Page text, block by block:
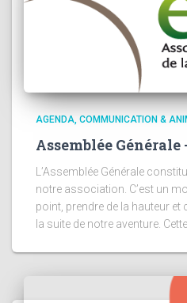
AGENDA COMMUNICATION &
Assemblée Générale
L’Assemblée Générale
notre association. C’est un
point, prendre de la hauteur
la suite de notre aventure.